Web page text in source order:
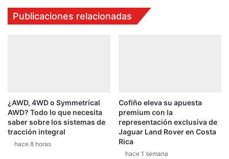
Publicaciones relacionadas
¿AWD, 4WD o Symmetrical
AWD? Todo lo que necesita
saber sobre los sistemas de
tracción integral
hace 8 horas
Cofiño eleva su apuesta
premium con la
representación exclusiva de
Jaguar Land Rover en Costa
Rica
hace 1 semana